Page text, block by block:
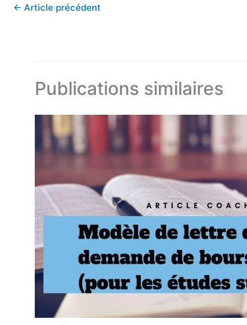
← Article précédent
Publications similaires